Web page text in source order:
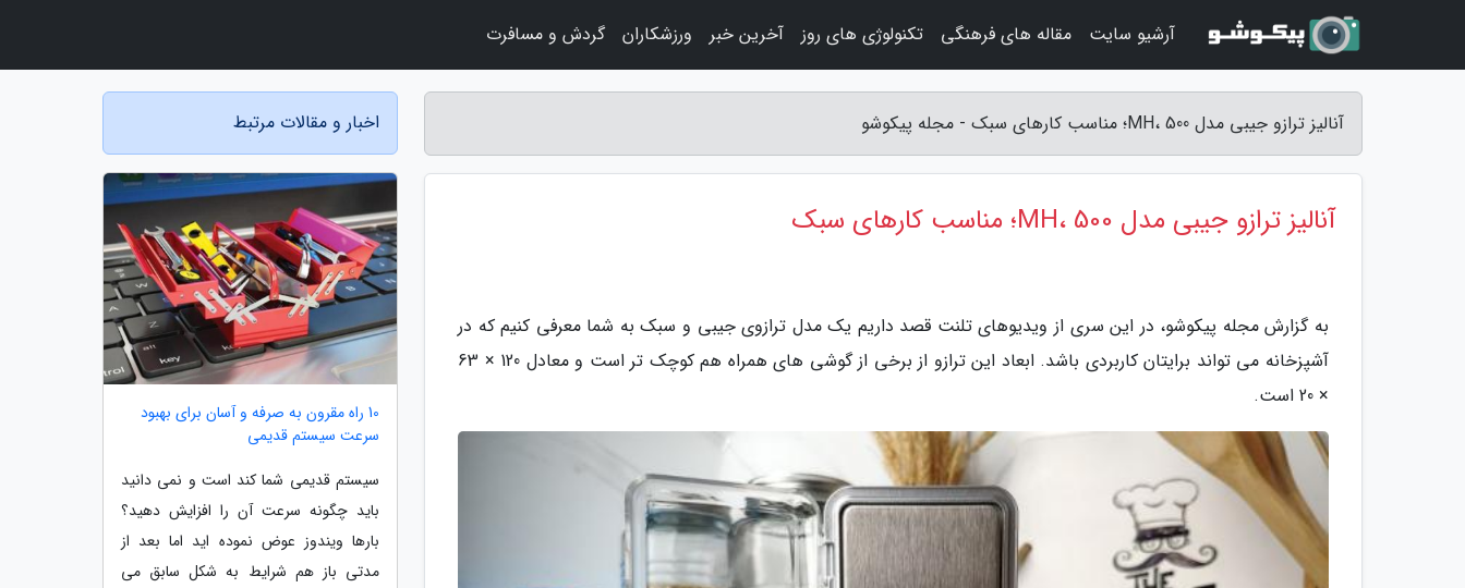
آنالیز ترازو جیبی مدل MH، 500؛ مناسب کارهای سبک - مجله پیکوشو
آنالیز ترازو جیبی مدل MH، 500؛ مناسب کارهای سبک
به گزارش مجله پیکوشو، در این سری از ویدیوهای تلنت قصد داریم یک مدل ترازوی جیبی و سبک به شما معرفی کنیم که در
آشپزخانه می تواند برایتان کاربردی باشد. ابعاد این ترازو از برخی از گوشی های همراه هم کوچک تر است و معادل 120 × 63
× 20 است.
اخبار و مقالات مرتبط
10 راه مقرون به صرفه و آسان برای بهبود
سرعت سیستم قدیمی
سیستم قدیمی شما کند است و نمی دانید
باید چگونه سرعت آن را افزایش دهید؟
بارها ویندوز عوض نموده اید اما بعد از
مدتی باز هم شرایط به شکل سابق می
آرشیو سایت مقاله های فرهنگی تکنولوژی های روز آخرین خبر ورزشکاران گردش و مسافرت